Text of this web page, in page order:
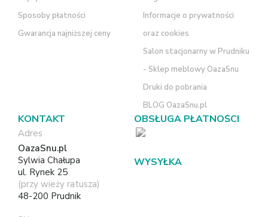
Sposoby płatności
Gwarancja najniższej ceny
Informacje o prywatności
oraz cookies
Salon stacjonarny w Prudniku
- Sklep meblowy OazaSnu
Druki do pobrania
BLOG OazaSnu.pl
KONTAKT
Adres
OazaSnu.pl
Sylwia Chałupa
ul. Rynek 25
(przy wieży ratusza)
48-200 Prudnik
OBSŁUGA PŁATNOŚCI
WYSYŁKA